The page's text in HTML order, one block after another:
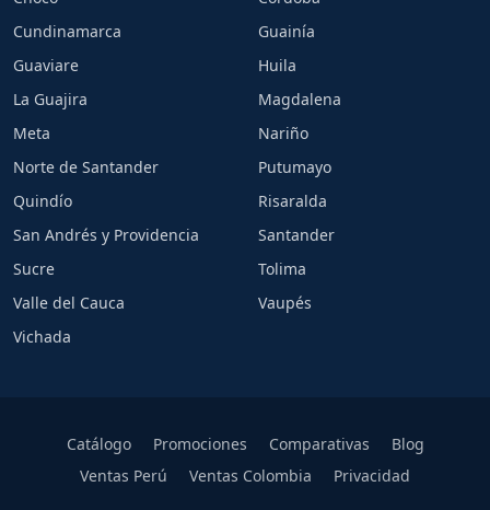
Cundinamarca
Guainía
Guaviare
Huila
La Guajira
Magdalena
Meta
Nariño
Norte de Santander
Putumayo
Quindío
Risaralda
San Andrés y Providencia
Santander
Sucre
Tolima
Valle del Cauca
Vaupés
Vichada
Catálogo Promociones Comparativas
Blog
Ventas Perú
Ventas Colombia Privacidad